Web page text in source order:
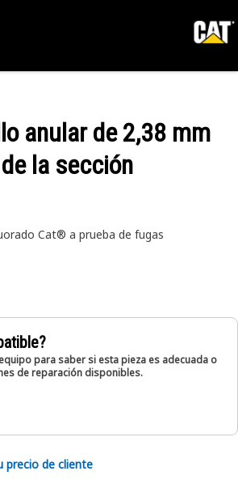
anular de 2,38 mm
la sección
Cat® a prueba de fugas
para saber si esta pieza es adecuada o
de reparación disponibles.
precio de cliente